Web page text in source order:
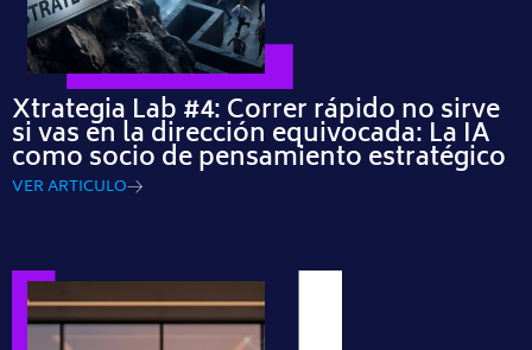
Xtrategia Lab #4: Correr rápido no sirve
si vas en la dirección equivocada: La IA
como socio de pensamiento estratégico
VER ARTICULO